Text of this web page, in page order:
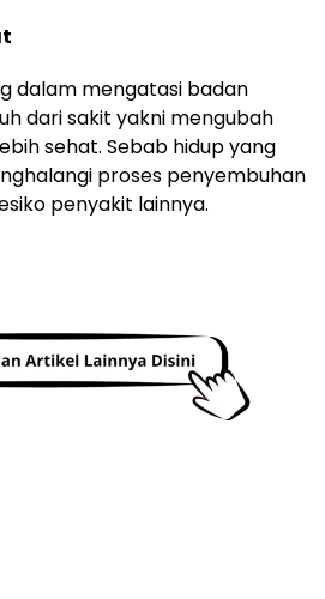
dalam mengatasi badan
dari sakit yakni mengubah
sehat. Sebab hidup yang
proses penyembuhan
penyakit lainnya.